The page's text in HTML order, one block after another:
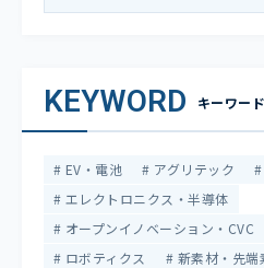
KEYWORD キーワード
EV・電池 アグリテック
エレクトロニクス・半導体
オープンイノベーション・CVC
ロボティクス
新素材・先端